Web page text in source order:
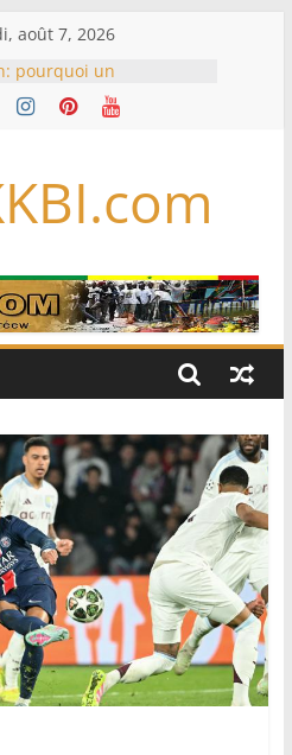
août 7, 2026
pourquoi un
au sommet de
que Paul Biya est hors
par l’IA, dominé par
OpenAI
à TikTok pour tirer
profit de ses univers
l’affaire Mehdi
le narcotrafic